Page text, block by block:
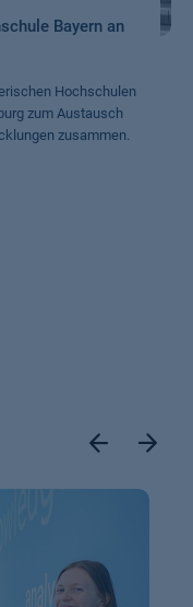
Bayern an
Hochschulen
zum Austausch
zusammen.